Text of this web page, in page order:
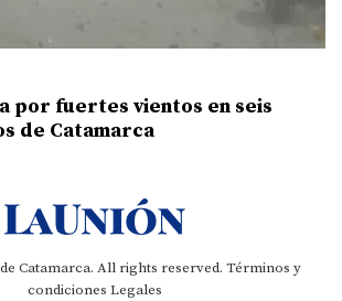
por fuertes vientos en seis
de Catamarca
Catamarca. All rights reserved. Términos y
condiciones Legales